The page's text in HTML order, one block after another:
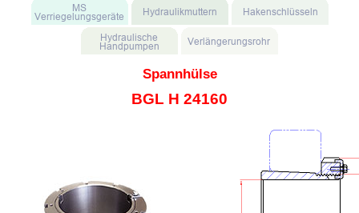
Spannhülse
BGL H 24160